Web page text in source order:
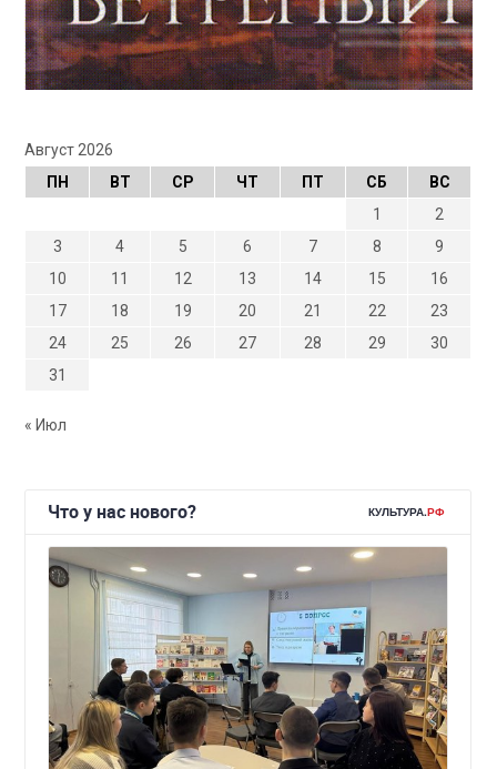
Август 2026
ПН
ВТ СР ЧТ ПТ СБ
ВС
1
2
3
4 5 6 7 8
9
10
11 12 13 14 15
16
17
18 19 20 21 22
23
24
25 26 27 28 29
30
31
« Июл